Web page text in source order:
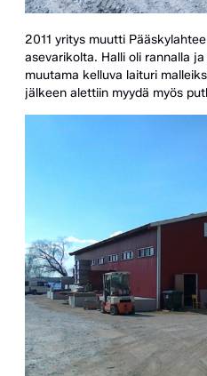
2011 yritys muutti
asevarikolta. Halli oli rannalla
muutama kelluva laituri
jälkeen alettiin myydä myös